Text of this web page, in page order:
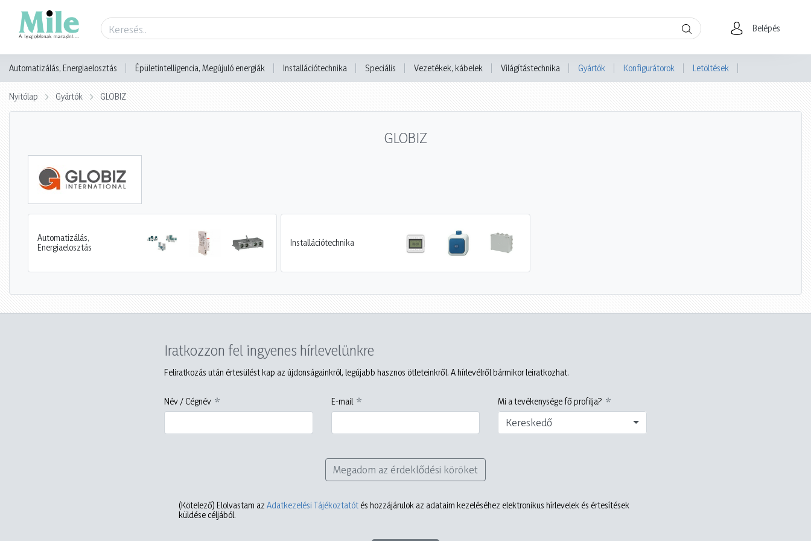
Belépés
Automatizálás, Energiaelosztás Épületintelligencia, Megújuló energiák Installációtechnika Speciális Vezetékek, kábelek Világítástechnika Gyártók Konfigurátorok Letöltések
Nyitólap Gyártók GLOBIZ
GLOBIZ
Automatizálás,
Energiaelosztás
Installációtechnika
Iratkozzon fel ingyenes hírlevelünkre
Feliratkozás után értesülést kap az újdonságainkról, legújabb hasznos ötleteinkről. A hírlevélről bármikor leiratkozhat.
Név / Cégnév E-mail Mi a tevékenysége fő profilja?
Kereskedő
Megadom az érdeklődési köröket
(Kötelező) Elolvastam az Adatkezelési Tájékoztatót és hozzájárulok az adataim kezeléséhez elektronikus hírlevelek és értesítések
küldése céljából.